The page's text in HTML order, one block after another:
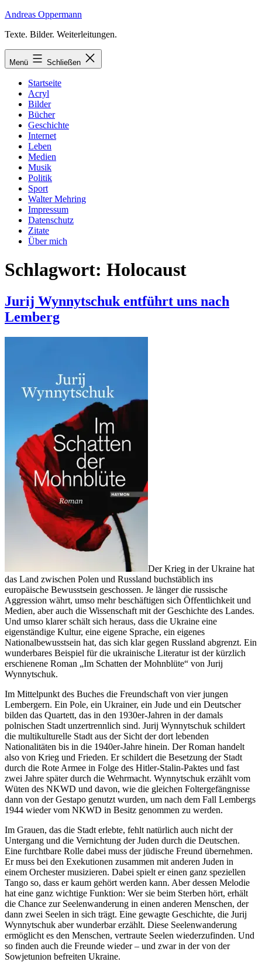
Zum
springen
Andreas Oppermann
Texte. Bilder. Weiterleitungen.
Menü Schließen
Startseite
Acryl
Bilder
Bücher
Geschichte
Internet
Leben
Medien
Musik
Politik
Sport
Walter Mehring
Impressum
Datenschutz
Zitate
Über mich
Schlagwort: Holocaust
Jurij Wynnytschuk entführt uns nach
Lemberg
Der Krieg in der Ukraine hat
das Land zwischen Polen und Russland buchstäblich ins
europäische Bewusstsein geschossen. Je länger die russische
Aggression währt, umso mehr beschäftigen sich Öffentlichkeit und
Medien, aber auch die Wissenschaft mit der Geschichte des Landes.
Und umso klarer schält sich heraus, dass die Ukraine eine
eigenständige Kultur, eine eigene Sprache, ein eigenes
Nationalbewusstsein hat, das sich klar gegen Russland abgrenzt. Ein
wunderbares Beispiel für die ukrainische Literatur ist der kürzlich
erschienene Roman „Im Schatten der Mohnblüte“ von Jurij
Wynnytschuk.
Im Mittelpunkt des Buches die Freundschaft von vier jungen
Lembergern. Ein Pole, ein Ukrainer, ein Jude und ein Deutscher
bilden das Quartett, das in den 1930er-Jahren in der damals
polnischen Stadt unzertrennlich sind. Jurij Wynnytschuk schildert
die multikulturelle Stadt aus der Sicht der dort lebenden
Nationalitäten bis in die 1940er-Jahre hinein. Der Roman handelt
also von Krieg und Frieden. Er schildert die Besetzung der Stadt
durch die Rote Armee in Folge des Hitler-Stalin-Paktes und fast
zwei Jahre später durch die Wehrmacht. Wynnytschuk erzählt vom
Wüten des NKWD und davon, wie die gleichen Foltergefängnisse
dann von der Gestapo genutzt wurden, um nach dem Fall Lembergs
1944 wieder vom NKWD in Besitz genommen zu werden.
Im Grauen, das die Stadt erlebte, fehlt natürlich auch nicht der
Untergang und die Vernichtung der Juden durch die Deutschen.
Eine furchtbare Rolle dabei muss der jüdische Freund übernehmen.
Er muss bei den Exekutionen zusammen mit anderen Juden in
einem Orchester musizieren. Dabei spielt er einen ganz speziellen
Tango so, dass er kaum gehört werden kann. Aber dessen Melodie
hat eine ganz wichtige Funktion: Wer sie beim Sterben hört, erhält
die Chance zur Seelenwanderung in einen anderen Menschen, der
dann zwei Seelen in sich trägt. Eine gewagte Geschichte, die Jurij
Wynnytschuk aber wunderbar erzählt. Diese Seelenwanderung
ermöglicht es den Menschen, vertraute Seelen wiederzufinden. Und
so finden auch die Freunde wieder – und zwar in der von der
Sowjetunion befreiten Ukraine.